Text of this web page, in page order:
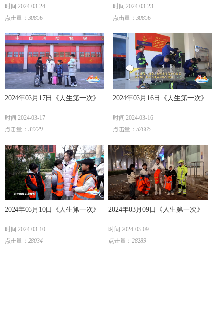
时间 2024-03-24
点击量： 30856
时间 2024-03-23
点击量： 30856
2024年03月17日《人生第一次》
时间 2024-03-17
点击量： 33729
2024年03月16日《人生第一次》
时间 2024-03-16
点击量： 57665
2024年03月10日《人生第一次》
时间 2024-03-10
点击量： 28034
2024年03月09日《人生第一次》
时间 2024-03-09
点击量： 28289